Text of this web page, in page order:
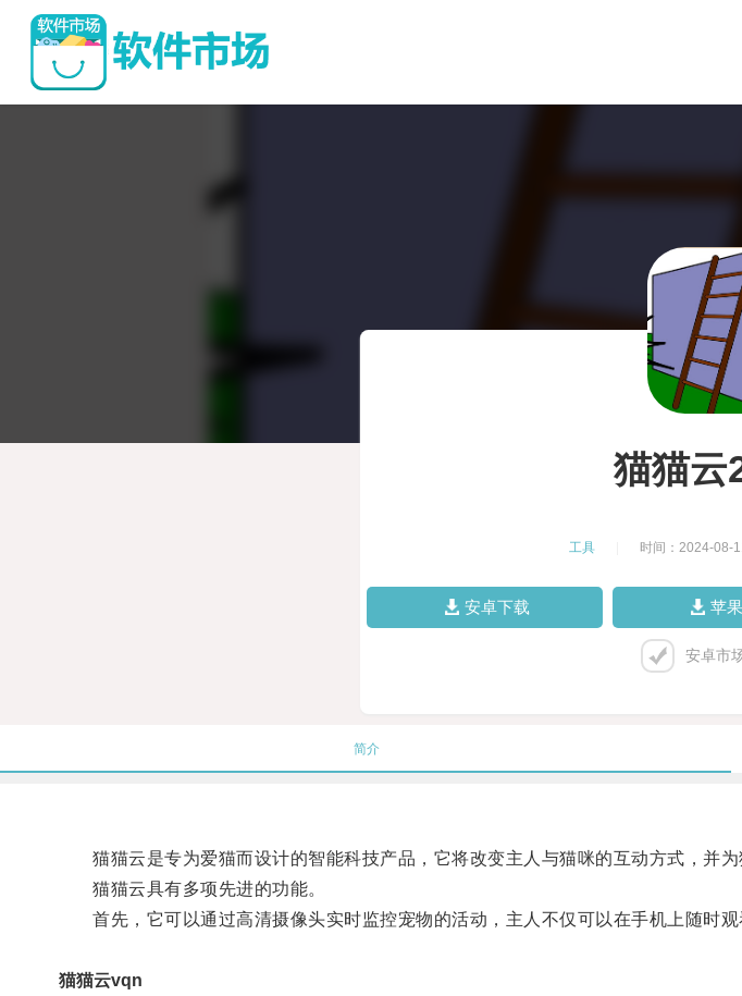
猫猫云
工具 时间：2024-08-
安卓下载 苹
安卓市
简介
猫猫云是专为爱猫而设计的智能科技产品，它将改变主人与猫咪的互动方式，并为
猫猫云具有多项先进的功能。
首先，它可以通过高清摄像头实时监控宠物的活动，主人不仅可以在手机上随时观
猫猫云vqn